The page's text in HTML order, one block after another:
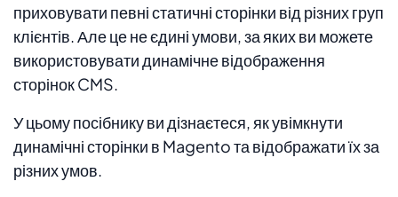
приховувати певні статичні сторінки від різних груп
клієнтів. Але це не єдині умови, за яких ви можете
використовувати динамічне відображення
сторінок CMS.
У цьому посібнику ви дізнаєтеся, як увімкнути
динамічні сторінки в Magento та відображати їх за
різних умов.